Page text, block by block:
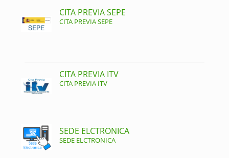
CITA PREVIA SEPE
CITA PREVIA SEPE
CITA PREVIA ITV
CITA PREVIA ITV
SEDE ELCTRONICA
SEDE ELCTRONICA